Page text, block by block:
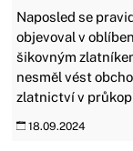
Naposled se
objevoval v
šikovným
nesměl vést
zlatnictví v
18.09.2024